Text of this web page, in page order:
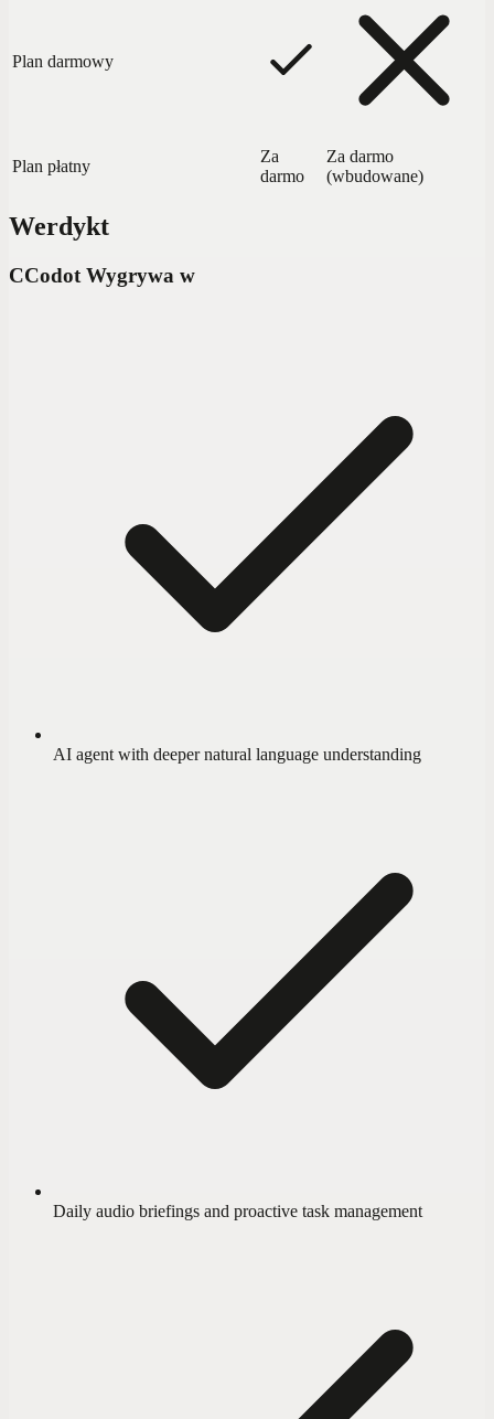
Plan darmowy
Plan płatny
Za
darmo
Za darmo
(wbudowane)
Werdykt
CCodot Wygrywa w
AI agent with deeper natural language understanding
Daily audio briefings and proactive task management